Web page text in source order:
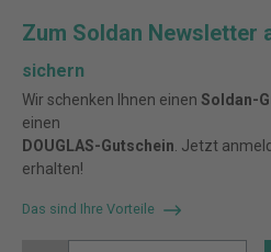
Zum Soldan Newsletter
sichern
Wir schenken Ihnen einen Soldan-
einen
DOUGLAS-Gutschein . Jetzt
erhalten!
Das sind Ihre Vorteile